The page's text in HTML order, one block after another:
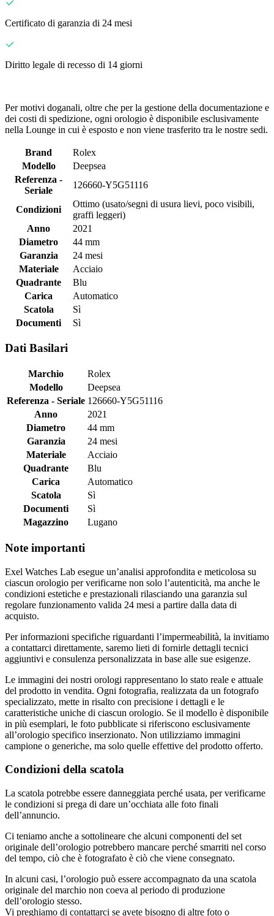
Certificato di garanzia di 24 mesi
Diritto legale di recesso di 14 giorni
Per motivi doganali, oltre che per la gestione della documentazione e
dei costi di spedizione, ogni orologio è disponibile esclusivamente
nella Lounge in cui è esposto e non viene trasferito tra le nostre sedi.
Brand
Rolex
Modello
Deepsea
Referenza -
Seriale
126660-Y5G51116
Condizioni
Ottimo (usato/segni di usura lievi, poco visibili,
graffi leggeri)
Anno
2021
Diametro
44 mm
Garanzia
24 mesi
Materiale
Acciaio
Quadrante
Blu
Carica
Automatico
Scatola
Sì
Documenti
Sì
Dati Basilari
Marchio
Rolex
Modello
Deepsea
Referenza - Seriale 126660-Y5G51116
Anno
2021
Diametro
44 mm
Garanzia
24 mesi
Materiale
Acciaio
Quadrante
Blu
Carica
Automatico
Scatola
Sì
Documenti
Sì
Magazzino
Lugano
Note importanti
Exel Watches Lab esegue un’analisi approfondita e meticolosa su
ciascun orologio per verificarne non solo l’autenticità, ma anche le
condizioni estetiche e prestazionali rilasciando una garanzia sul
regolare funzionamento valida 24 mesi a partire dalla data di
acquisto.
Per informazioni specifiche riguardanti l’impermeabilità, la invitiamo
a contattarci direttamente, saremo lieti di fornirle dettagli tecnici
aggiuntivi e consulenza personalizzata in base alle sue esigenze.
Le immagini dei nostri orologi rappresentano lo stato reale e attuale
del prodotto in vendita. Ogni fotografia, realizzata da un fotografo
specializzato, mette in risalto con precisione i dettagli e le
caratteristiche uniche di ciascun orologio. Se il modello è disponibile
in più esemplari, le foto pubblicate si riferiscono esclusivamente
all’orologio specifico inserzionato. Non utilizziamo immagini
campione o generiche, ma solo quelle effettive del prodotto offerto.
Condizioni della scatola
La scatola potrebbe essere danneggiata perché usata, per verificarne
le condizioni si prega di dare un’occhiata alle foto finali
dell’annuncio.
Ci teniamo anche a sottolineare che alcuni componenti del set
originale dell’orologio potrebbero mancare perché smarriti nel corso
del tempo, ciò che è fotografato è ciò che viene consegnato.
In alcuni casi, l’orologio può essere accompagnato da una scatola
originale del marchio non coeva al periodo di produzione
dell’orologio stesso.
Vi preghiamo di contattarci se avete bisogno di altre foto o